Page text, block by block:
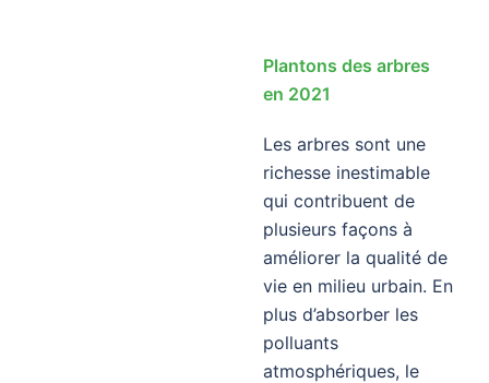
Plantons des arbres
en 2021
Les arbres sont une
richesse inestimable
qui contribuent de
plusieurs façons à
améliorer la qualité de
vie en milieu urbain. En
plus d’absorber les
polluants
atmosphériques, le